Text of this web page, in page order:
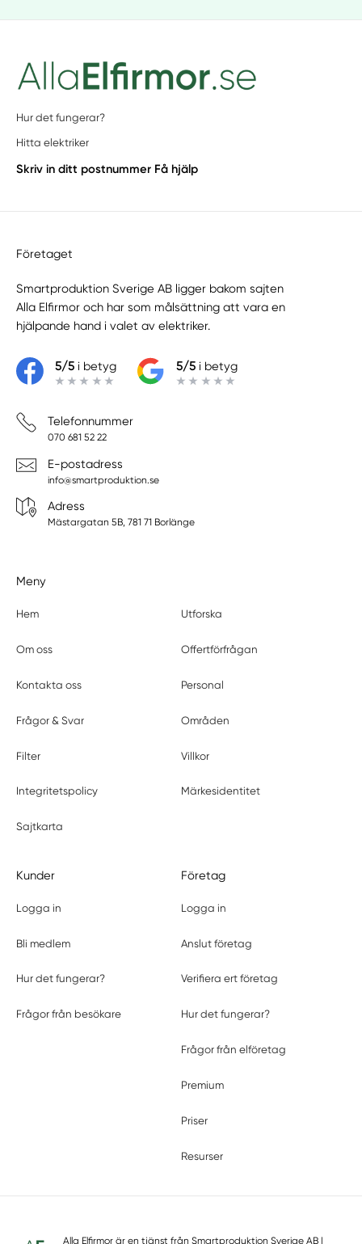
Hur det fungerar?
Hitta elektriker
Skriv in ditt postnummer Få hjälp
Företaget
Smartproduktion Sverige AB ligger bakom sajten
Alla Elfirmor och har som målsättning att vara en
hjälpande hand i valet av elektriker.
5/5i betyg 5/5i betyg
Telefonnummer
070 681 52 22
E-postadress
info@smartproduktion.se
Adress
Mästargatan 5B, 781 71 Borlänge
Meny
Hem Utforska
Om oss Offertförfrågan
Kontakta oss Personal
Frågor & Svar Områden
Filter Villkor
Integritetspolicy Märkesidentitet
Sajtkarta
Kunder
Logga in
Bli medlem
Hur det fungerar?
Frågor från besökare
Företag
Logga in
Anslut företag
Verifiera ert företag
Hur det fungerar?
Frågor från elföretag
Premium
Priser
Resurser
Alla Elfirmor är en tjänst från Smartproduktion Sverige AB|